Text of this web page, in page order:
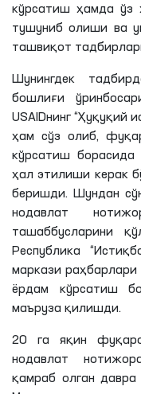
кўрсатиш ҳамда ўз
тушуниб олиши ва
ташвиқот
Шунингдек
бошлиғи
USAIDнинг “Ҳуқуқий
ҳам сўз олиб,
кўрсатиш
ҳал этилиши керак
беришди. Шундан
нодавлат
ташаббусларини
Республика
маркази раҳбарлари
ёрдам кўрсатиш
маъруза қилишди.
20 га яқин
нодавлат
қамраб олган давра